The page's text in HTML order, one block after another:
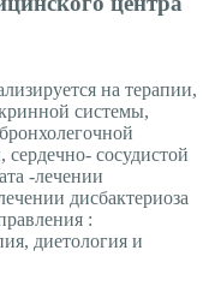
на терапии,
системы,
сосудистой
-лечении
дисбактериоза
:
диетология и